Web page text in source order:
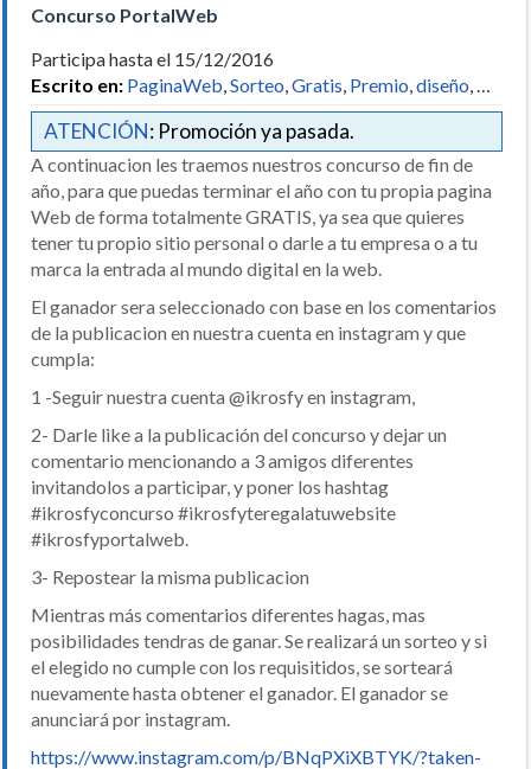
Concurso PortalWeb
Participa hasta el 15/12/2016
Escrito en: PaginaWeb,Sorteo,Gratis, Premio,diseño, …
ATENCIÓN: Promoción ya pasada.
A continuacion les traemos nuestros concurso de fin de
año, para que puedas terminar el año con tu propia pagina
Web de forma totalmente GRATIS, ya sea que quieres
tener tu propio sitio personal o darle a tu empresa o a tu
marca la entrada al mundo digital en la web.
El ganador sera seleccionado con base en los comentarios
de la publicacion en nuestra cuenta en instagram y que
cumpla:
1 -Seguir nuestra cuenta @ikrosfy en instagram,
2- Darle like a la publicación del concurso y dejar un
comentario mencionando a 3 amigos diferentes
invitandolos a participar, y poner los hashtag
#ikrosfyconcurso #ikrosfyteregalatuwebsite
#ikrosfyportalweb.
3- Repostear la misma publicacion
Mientras más comentarios diferentes hagas, mas
posibilidades tendras de ganar. Se realizará un sorteo y si
el elegido no cumple con los requisitidos, se sorteará
nuevamente hasta obtener el ganador. El ganador se
anunciará por instagram.
https://www.instagram.com/p/BNqPXiXBTYK/?taken-